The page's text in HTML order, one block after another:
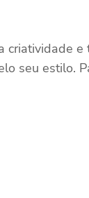
criatividade
seu estilo.